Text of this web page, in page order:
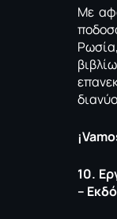
Με
¡
10.
–